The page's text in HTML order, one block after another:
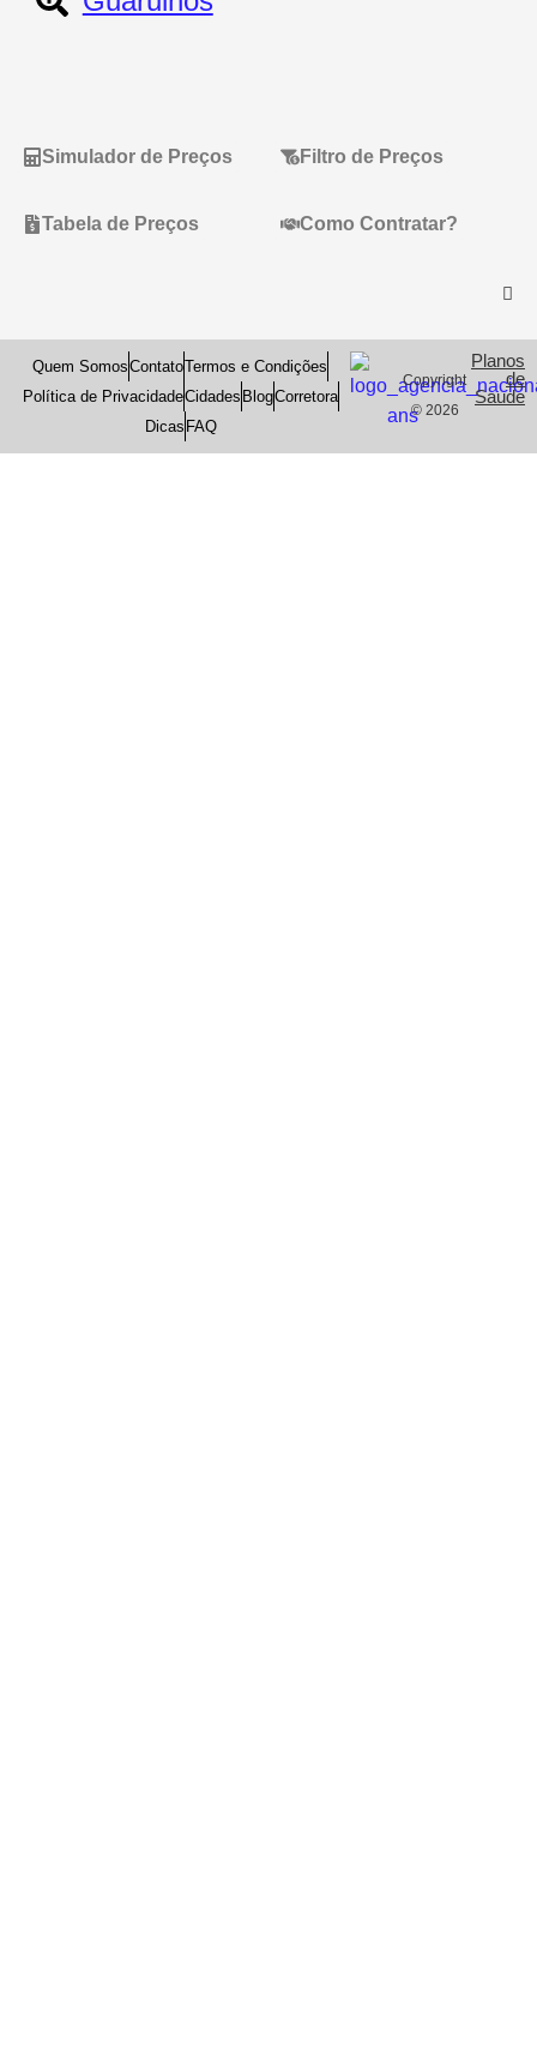
Simulador de Preços Filtro de Preços
Tabela de Preços Como Contratar?
Quem SomosContatoTermos e Condições
Política de PrivacidadeCidades BlogCorretora
Dicas FAQ
Copyright
© 2026
Planos
de
Saude